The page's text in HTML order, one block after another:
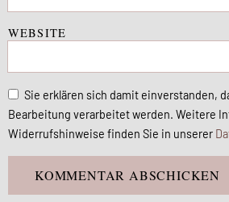
WEBSITE
Sie erklären sich damit einverstanden,
Bearbeitung verarbeitet werden. Weitere
Widerrufshinweise finden Sie in unserer